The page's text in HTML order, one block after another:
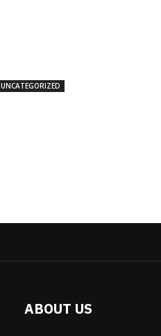
UNCATEGORIZED
ABOUT US